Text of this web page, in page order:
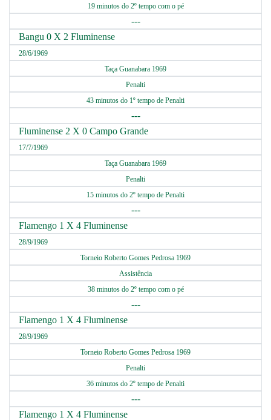
19 minutos do 2º tempo com o pé
---
Bangu 0 X 2 Fluminense
28/6/1969
Taça Guanabara 1969
Penalti
43 minutos do 1º tempo de Penalti
---
Fluminense 2 X 0 Campo Grande
17/7/1969
Taça Guanabara 1969
Penalti
15 minutos do 2º tempo de Penalti
---
Flamengo 1 X 4 Fluminense
28/9/1969
Torneio Roberto Gomes Pedrosa 1969
Assistência
38 minutos do 2º tempo com o pé
---
Flamengo 1 X 4 Fluminense
28/9/1969
Torneio Roberto Gomes Pedrosa 1969
Penalti
36 minutos do 2º tempo de Penalti
---
Flamengo 1 X 4 Fluminense